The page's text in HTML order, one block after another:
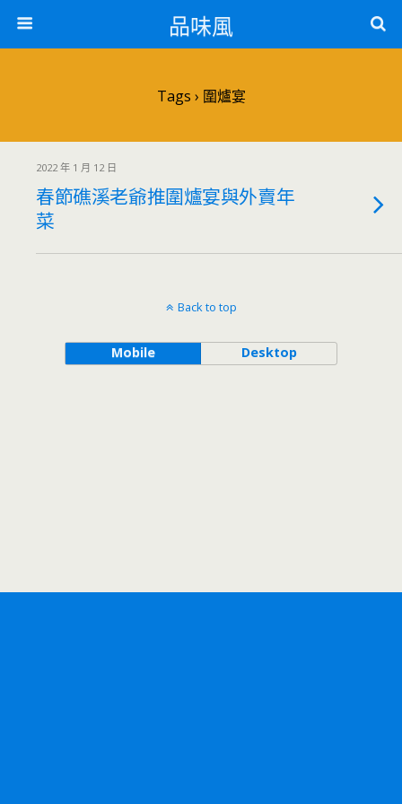
品味風
Tags › 圍爐宴
2022 年 1 月 12 日
春節礁溪老爺推圍爐宴與外賣年
菜
Back to top
Mobile Desktop